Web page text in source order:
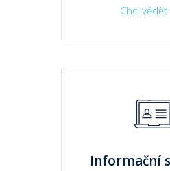
Chci vědět
Informační